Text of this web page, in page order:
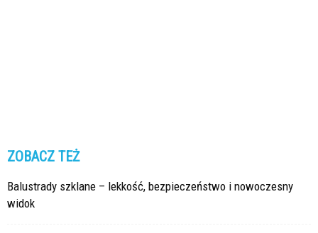
ZOBACZ TEŻ
Balustrady szklane – lekkość, bezpieczeństwo i nowoczesny
widok